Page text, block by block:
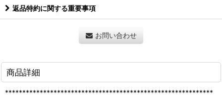
返品特約に関する重要事項
お問い合わせ
商品詳細
************************************************************